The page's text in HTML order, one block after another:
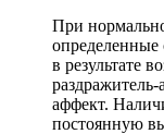
При
определенные
в результате
раздражитель-
аффект.
постоянную